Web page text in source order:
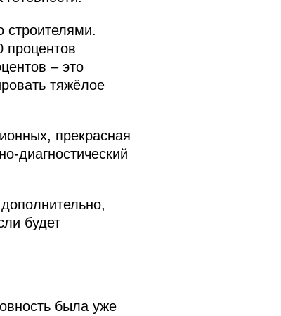
строителями.
процентов
– это
тяжёлое
прекрасная
диагностический
будет
была уже